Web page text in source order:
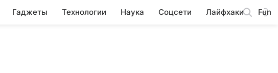
Гаджеты Технологии Наука Соцсети Лайфхаки Fun